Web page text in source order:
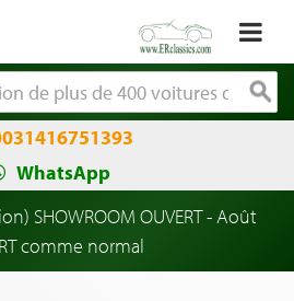
WhatsApp
SHOWROOM OUVERT - Août
comme normal